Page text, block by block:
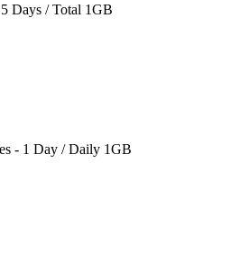
Days / Total 1GB
- 1 Day / Daily 1GB